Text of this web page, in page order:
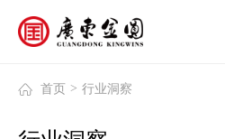
首页 > 行业洞察